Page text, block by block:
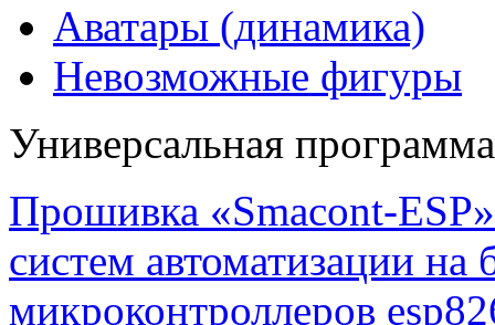
Аватары (динамика)
Невозможные фигуры
Универсальная
Прошивка «Smacont-
систем автоматизации
микроконтроллеров